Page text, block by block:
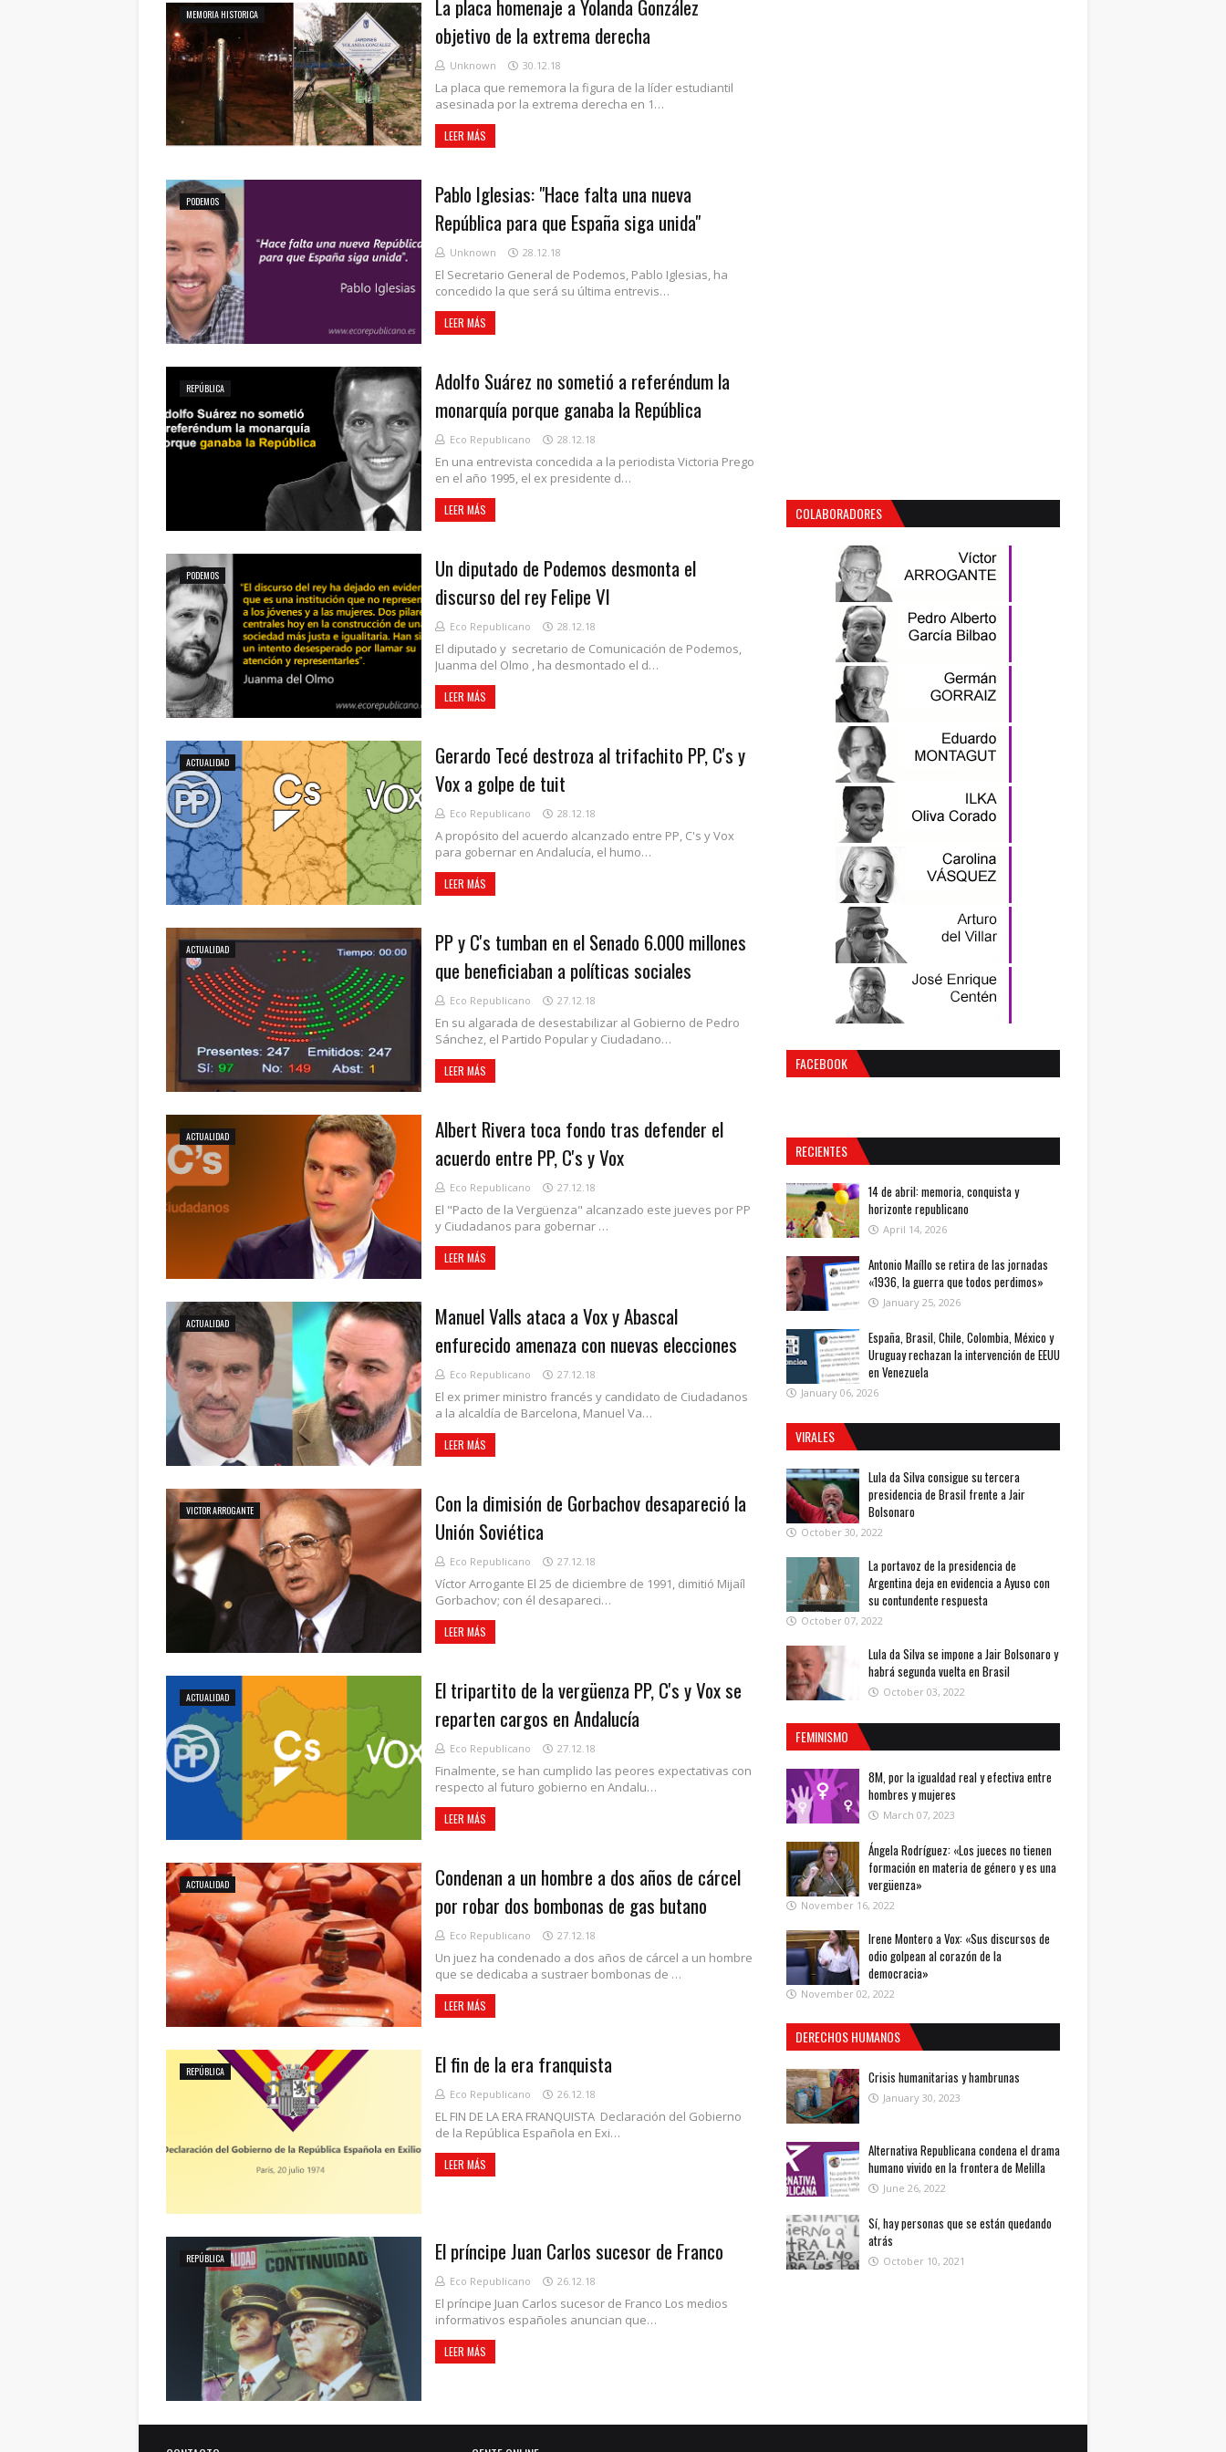
MEMORIA HISTORICA
La placa homenaje a Yolanda González
objetivo de la extrema derecha
Unknown 30.12.18
La placa que rememora la figura de la líder estudiantil
asesinada por la extrema derecha en 1…
LEER MÁS
PODEMOS
Pablo Iglesias: "Hace falta una nueva
República para que España siga unida"
Unknown 28.12.18
El Secretario General de Podemos, Pablo Iglesias, ha
concedido la que será su última entrevis…
LEER MÁS
REPÚBLICA
Adolfo Suárez no sometió a referéndum la
monarquía porque ganaba la República
Eco Republicano 28.12.18
En una entrevista concedida a la periodista Victoria Prego
en el año 1995, el ex presidente d…
LEER MÁS
PODEMOS
Un diputado de Podemos desmonta el
discurso del rey Felipe VI
Eco Republicano 28.12.18
El diputado y secretario de Comunicación de Podemos,
Juanma del Olmo , ha desmontado el d…
LEER MÁS
ACTUALIDAD
Gerardo Tecé destroza al trifachito PP, C's y
Vox a golpe de tuit
Eco Republicano 28.12.18
A propósito del acuerdo alcanzado entre PP, C's y Vox
para gobernar en Andalucía, el humo…
LEER MÁS
ACTUALIDAD
PP y C's tumban en el Senado 6.000 millones
que beneficiaban a políticas sociales
Eco Republicano 27.12.18
En su algarada de desestabilizar al Gobierno de Pedro
Sánchez, el Partido Popular y Ciudadano…
LEER MÁS
ACTUALIDAD
Albert Rivera toca fondo tras defender el
acuerdo entre PP, C's y Vox
Eco Republicano 27.12.18
El "Pacto de la Vergüenza" alcanzado este jueves por PP
y Ciudadanos para gobernar …
LEER MÁS
ACTUALIDAD
Manuel Valls ataca a Vox y Abascal
enfurecido amenaza con nuevas elecciones
Eco Republicano 27.12.18
El ex primer ministro francés y candidato de Ciudadanos
a la alcaldía de Barcelona, Manuel Va…
LEER MÁS
VICTOR ARROGANTE
Con la dimisión de Gorbachov desapareció la
Unión Soviética
Eco Republicano 27.12.18
Víctor Arrogante El 25 de diciembre de 1991, dimitió Mijaíl
Gorbachov; con él desapareci…
LEER MÁS
ACTUALIDAD
El tripartito de la vergüenza PP, C's y Vox se
reparten cargos en Andalucía
Eco Republicano 27.12.18
Finalmente, se han cumplido las peores expectativas con
respecto al futuro gobierno en Andalu…
LEER MÁS
ACTUALIDAD
Condenan a un hombre a dos años de cárcel
por robar dos bombonas de gas butano
Eco Republicano 27.12.18
Un juez ha condenado a dos años de cárcel a un hombre
que se dedicaba a sustraer bombonas de …
LEER MÁS
REPÚBLICA El fin de la era franquista
Eco Republicano 26.12.18
EL FIN DE LA ERA FRANQUISTA Declaración del Gobierno
de la República Española en Exi…
LEER MÁS
REPÚBLICA El príncipe Juan Carlos sucesor de Franco
Eco Republicano 26.12.18
El príncipe Juan Carlos sucesor de Franco Los medios
informativos españoles anuncian que…
LEER MÁS
COLABORADORES
FACEBOOK
RECIENTES
14 de abril: memoria, conquista y
horizonte republicano
April 14, 2026
Antonio Maíllo se retira de las jornadas
«1936, la guerra que todos perdimos»
January 25, 2026
España, Brasil, Chile, Colombia, México y
Uruguay rechazan la intervención de EEUU
en Venezuela
January 06, 2026
VIRALES
Lula da Silva consigue su tercera
presidencia de Brasil frente a Jair
Bolsonaro
October 30, 2022
La portavoz de la presidencia de
Argentina deja en evidencia a Ayuso con
su contundente respuesta
October 07, 2022
Lula da Silva se impone a Jair Bolsonaro y
habrá segunda vuelta en Brasil
October 03, 2022
FEMINISMO
8M, por la igualdad real y efectiva entre
hombres y mujeres
March 07, 2023
Ángela Rodríguez: «Los jueces no tienen
formación en materia de género y es una
vergüenza»
November 16, 2022
Irene Montero a Vox: «Sus discursos de
odio golpean al corazón de la
democracia»
November 02, 2022
DERECHOS HUMANOS
Crisis humanitarias y hambrunas
January 30, 2023
Alternativa Republicana condena el drama
humano vivido en la frontera de Melilla
June 26, 2022
Sí, hay personas que se están quedando
atrás
October 10, 2021